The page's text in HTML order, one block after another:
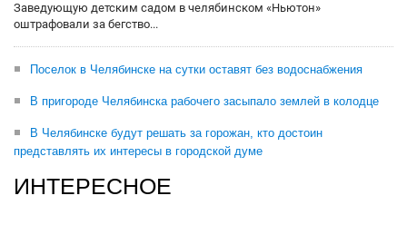
Заведующую детским садом в челябинском «Ньютон»
оштрафовали за бегство...
Поселок в Челябинске на сутки оставят без водоснабжения
В пригороде Челябинска рабочего засыпало землей в колодце
В Челябинске будут решать за горожан, кто достоин
представлять их интересы в городской думе
ИНТЕРЕСНОЕ